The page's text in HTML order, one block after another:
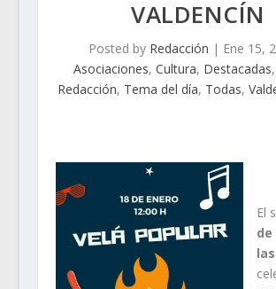
VALDENCÍN
Posted by Redacción | Ene 15,
Asociaciones, Cultura, Destacadas,
Redacción, Tema del día, Todas,
El
de